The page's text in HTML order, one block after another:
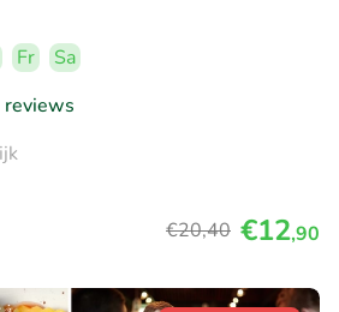
Fr
Sa
reviews
€20,40 €12,90